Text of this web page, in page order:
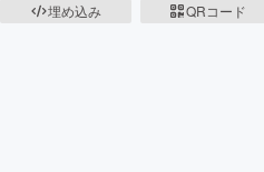
埋め込み
QRコード